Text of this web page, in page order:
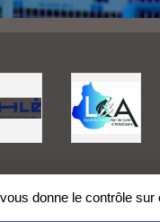
donne le contrôle